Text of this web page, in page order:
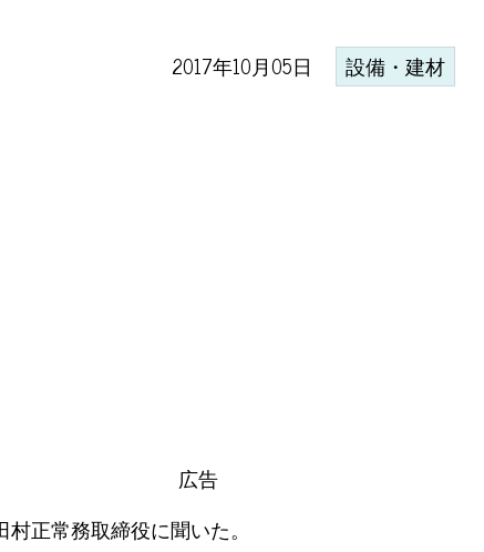
2017年10月05日 設備・建材
広告
正常務取締役に聞いた。